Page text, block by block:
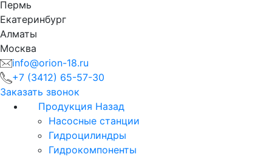
Пермь
Екатеринбург
Алматы
Москва
info@orion-18.ru
+7 (3412) 65-57-30
Заказать звонок
Продукция Назад
Насосные станции
Гидроцилиндры
Гидрокомпоненты